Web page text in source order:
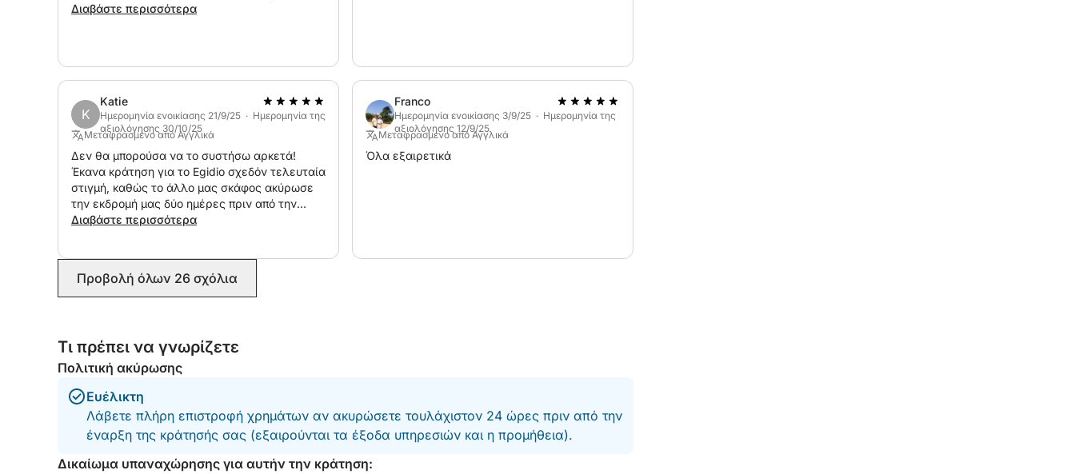
voglia di passare 1 o più giorni in modo
Διαβάστε περισσότερα
K
Katie
Ημερομηνία ενοικίασης 21/9/25 · Ημερομηνία της
αξιολόγησης 30/10/25
Μεταφρασμένο από Αγγλικά
Δεν θα μπορούσα να το συστήσω αρκετά!
Έκανα κράτηση για το Egidio σχεδόν τελευταία
στιγμή, καθώς το άλλο μας σκάφος ακύρωσε
την εκδρομή μας δύο ημέρες πριν από την
προγραμματισμένη εκδρομή μας. Είμαι ΠΟΛΥ
πολύ τις προσδοκίες μου και της οικογένειάς
μου. Περάσαμε μόνο μισή μέρα στο σκάφος,
φιλικό και η επικοινωνία με το Egidio ήταν
εξαιρετικά καλή καθ' όλη τη διάρκεια της
διαδικασίας κράτησης. Το σκάφος ήταν
καθαρό, ευρύχωρο και καλοδιατηρημένο. Θα
το συνιστούσαμε ανεπιφύλακτα και θα
επικοινωνήσουμε μαζί σας την επόμενη φορά
που θα βρεθούμε στην Απουλία. Σας
ευχαριστούμε και πάλι!!!
Διαβάστε περισσότερα
Franco
Ημερομηνία ενοικίασης 3/9/25 · Ημερομηνία της
αξιολόγησης 12/9/25
Μεταφρασμένο από Αγγλικά
Όλα εξαιρετικά
Προβολή όλων 26 σχόλια
Τι πρέπει να γνωρίζετε
Πολιτική ακύρωσης
Ευέλικτη
Λάβετε πλήρη επιστροφή χρημάτων αν ακυρώσετε τουλάχιστον 24 ώρες πριν από την
έναρξη της κράτησής σας (εξαιρούνται τα έξοδα υπηρεσιών και η προμήθεια).
Δικαίωμα υπαναχώρησης για αυτήν την κράτηση: